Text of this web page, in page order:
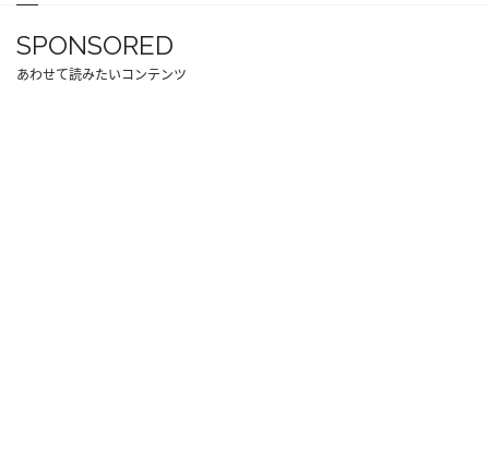
SPONSORED
あわせて読みたいコンテンツ